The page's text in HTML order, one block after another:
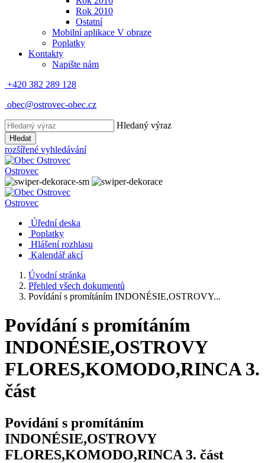
Rok 2010
Ostatní
Mobilní aplikace V obraze
Poplatky
Kontakty
Napište nám
+420 382 289 128
obec@ostrovec-obec.cz
Hledaný výraz
Hledat
rozšířené vyhledávání
Ostrovec
Ostrovec
Úřední deska
Poplatky
Hlášení rozhlasu
Kalendář akcí
Úvodní stránka
Přehled všech dokumentů
Povídání s promítáním INDONÉSIE,OSTROVY...
Povídání s promítáním
INDONÉSIE,OSTROVY
FLORES,KOMODO,RINCA 3.
část
Povídání s promítáním
INDONÉSIE,OSTROVY
FLORES,KOMODO,RINCA 3. část